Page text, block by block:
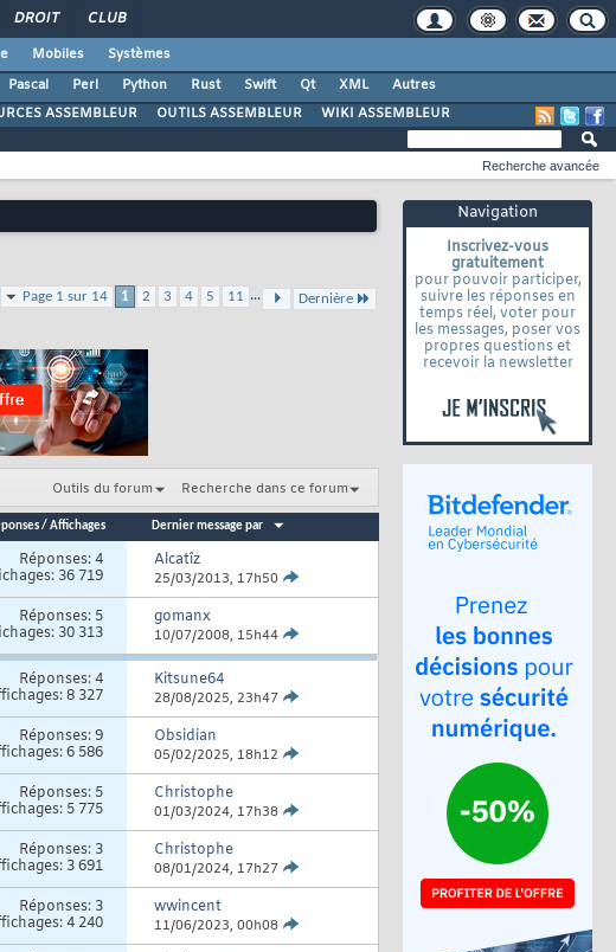
DROIT CLUB
Mobiles
Systèmes
Pascal Perl Python Rust Swift Qt XML
Autres
ASSEMBLEUR OUTILS ASSEMBLEUR WIKI ASSEMBLEUR
Recherche avancée
Navigation
Inscrivez-vous
gratuitement
pour pouvoir participer,
suivre les réponses en
temps réel, voter pour
les messages, poser vos
propres questions et
recevoir la newsletter
Page 1 sur 14 1 2 3 4 5 11 ... Dernière
Outils du forum Recherche dans ce forum
/ Affichages Dernier message par
Réponses:4
36 719
Alcatîz
25/03/2013, 17h50
Réponses: 5
30 313
gomanx
10/07/2008, 15h44
Réponses:4
8 327
Kitsune64
28/08/2025, 23h47
Réponses:9
6 586
Obsidian
05/02/2025, 18h12
Réponses: 5
5 775
Christophe
01/03/2024, 17h38
Réponses: 3
3 691
Christophe
08/01/2024, 17h27
Réponses: 3
4 240
wwincent
11/06/2023, 00h08